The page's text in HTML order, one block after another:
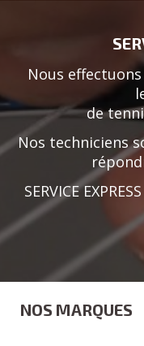
Nous
de
Nos techniciens
SERVICE
NOS MARQUES